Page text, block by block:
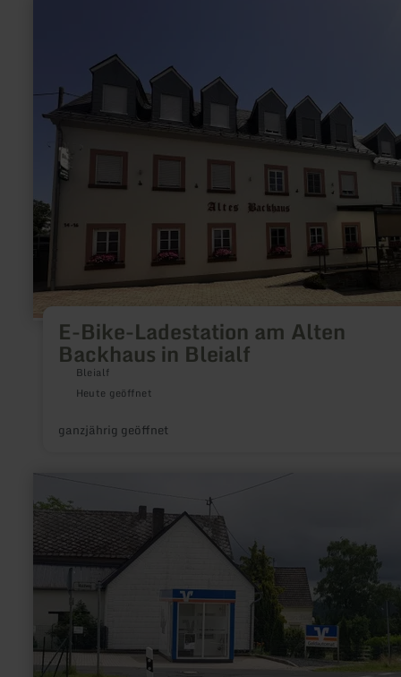
E-Bike-Ladestation am Alten
Backhaus in Bleialf
Bleialf
Heute geöffnet
ganzjährig geöffnet
Ladestation
Backhaus
Bleialf
zu:
VR
Bank
RheinAhrEifel
eG
in
Hirten-
Kreuznick